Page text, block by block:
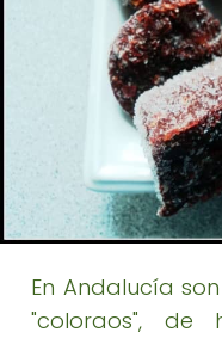
En Andalucía
"coloraos",